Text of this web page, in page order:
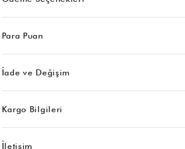
Para Puan
İade ve Değişim
Kargo Bilgileri
İletişim